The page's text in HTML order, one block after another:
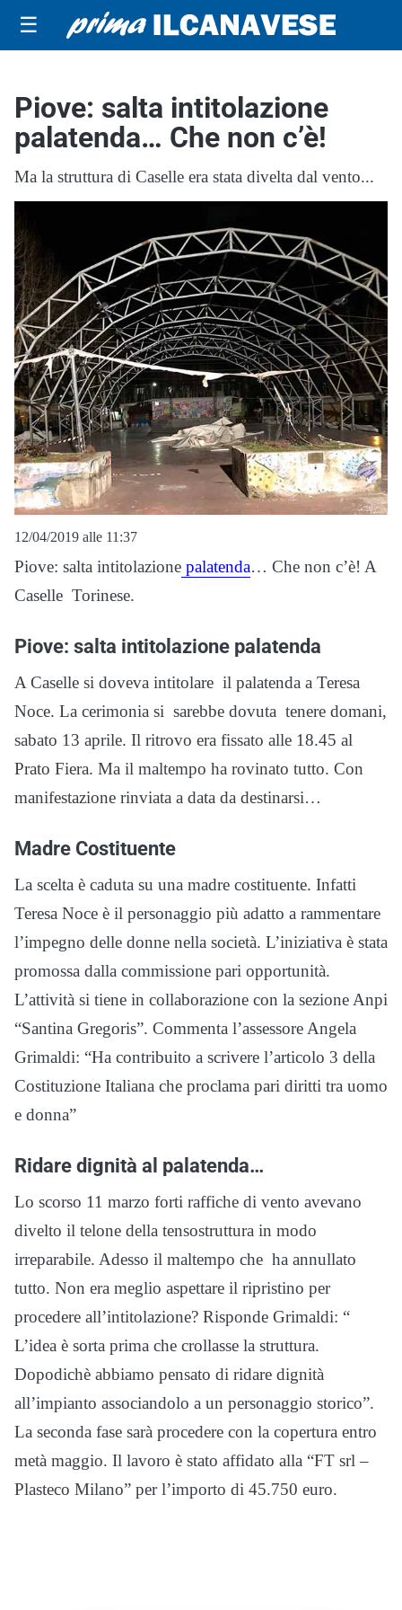
☰
Piove: salta intitolazione
palatenda… Che non c’è!
Ma la struttura di Caselle era stata divelta dal vento...
12/04/2019 alle 11:37
Piove: salta intitolazione palatenda… Che non c’è! A
Caselle Torinese.
Piove: salta intitolazione palatenda
A Caselle si doveva intitolare il palatenda a Teresa
Noce. La cerimonia si sarebbe dovuta tenere domani,
sabato 13 aprile. Il ritrovo era fissato alle 18.45 al
Prato Fiera. Ma il maltempo ha rovinato tutto. Con
manifestazione rinviata a data da destinarsi…
Madre Costituente
La scelta è caduta su una madre costituente. Infatti
Teresa Noce è il personaggio più adatto a rammentare
l’impegno delle donne nella società. L’iniziativa è stata
promossa dalla commissione pari opportunità.
L’attività si tiene in collaborazione con la sezione Anpi
“Santina Gregoris”. Commenta l’assessore Angela
Grimaldi: “Ha contribuito a scrivere l’articolo 3 della
Costituzione Italiana che proclama pari diritti tra uomo
e donna”
Ridare dignità al palatenda…
Lo scorso 11 marzo forti raffiche di vento avevano
divelto il telone della tensostruttura in modo
irreparabile. Adesso il maltempo che ha annullato
tutto. Non era meglio aspettare il ripristino per
procedere all’intitolazione? Risponde Grimaldi: “
L’idea è sorta prima che crollasse la struttura.
Dopodichè abbiamo pensato di ridare dignità
all’impianto associandolo a un personaggio storico”.
La seconda fase sarà procedere con la copertura entro
metà maggio. Il lavoro è stato affidato alla “FT srl –
Plasteco Milano” per l’importo di 45.750 euro.